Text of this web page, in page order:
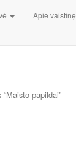
Apie vaistinę
papildai”